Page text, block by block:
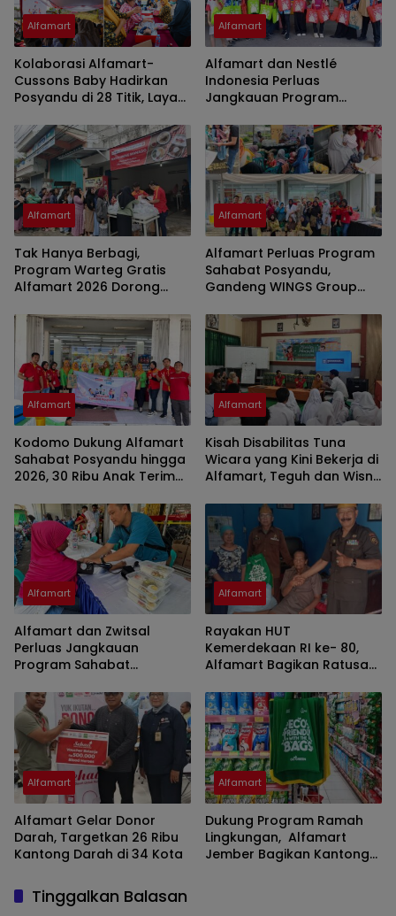
Alfamart
Kolaborasi Alfamart-
Cussons Baby Hadirkan
Posyandu di 28 Titik, Layani
Alfamart
Alfamart dan Nestlé
Indonesia Perluas
Jangkauan Program
Ribuan Ibu dan Anak
Alfamart
Tak Hanya Berbagi,
Program Warteg Gratis
Alfamart 2026 Dorong
UMKM
Alfamart
Alfamart Perluas Program
Sahabat Posyandu,
Gandeng WINGS Group
Balita
Alfamart
Kodomo Dukung Alfamart
Sahabat Posyandu hingga
2026, 30 Ribu Anak Terima
Alfamart
Kisah Disabilitas Tuna
Wicara yang Kini Bekerja di
Alfamart, Teguh dan Wisnu
Penuh Semangat
Alfamart
Alfamart dan Zwitsal
Perluas Jangkauan
Program Sahabat
Sepanjang September
2025
Alfamart
Rayakan HUT
Kemerdekaan RI ke- 80,
Alfamart Bagikan Ratusan
LVRI di 10 Kota
Alfamart
Alfamart Gelar Donor
Darah, Targetkan 26 Ribu
Kantong Darah di 34 Kota
Alfamart
Dukung Program Ramah
Lingkungan, Alfamart
Jember Bagikan Kantong
Tinggalkan Balasan